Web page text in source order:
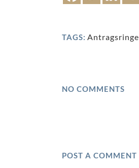
TAGS: Antragsringe
NO COMMENTS
POST A COMMENT